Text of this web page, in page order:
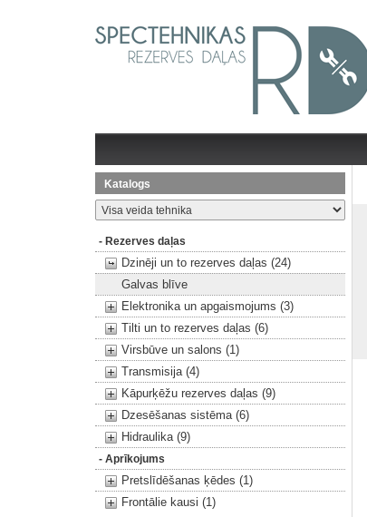
Katalogs
- Rezerves daļas
Dzinēji un to rezerves daļas (24)
Galvas blīve
Elektronika un apgaismojums (3)
Tilti un to rezerves daļas (6)
Virsbūve un salons (1)
Transmisija (4)
Kāpurķēžu rezerves daļas (9)
Dzesēšanas sistēma (6)
Hidraulika (9)
- Aprīkojums
Pretslīdēšanas ķēdes (1)
Frontālie kausi (1)